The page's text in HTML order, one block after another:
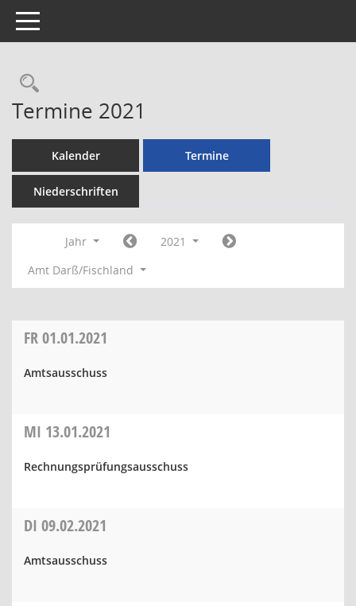
Toggle navigation
Rechercheauswahl
Termine 2021
Kalender Termine
Niederschriften
Jahr
2021
Amt Darß/Fischland
FR01.01.2021
Amtsausschuss
MI 13.01.2021
Rechnungsprüfungsausschuss
DI 09.02.2021
Amtsausschuss